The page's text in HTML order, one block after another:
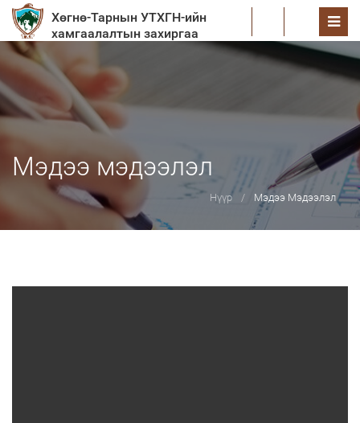
Хөгнө-Тарнын УТХГН-ийн
хамгаалалтын захиргаа
Мэдээ мэдээлэл
Нүүр Мэдээ Мэдээлэл